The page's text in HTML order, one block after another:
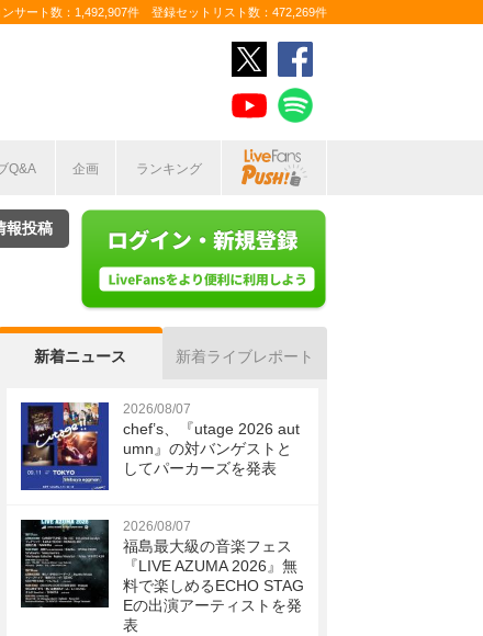
サート数：1,492,907件 登録セットリスト数：472,269件
Q&A 企画 ランキング
報投稿
新着ニュース 新着ライブレポート
2026/08/07
chef’s、『utage 2026 aut
umn』の対バンゲストと
してパーカーズを発表
2026/08/07
福島最大級の音楽フェス
『LIVE AZUMA 2026』無
料で楽しめるECHO STAG
Eの出演アーティストを発
表